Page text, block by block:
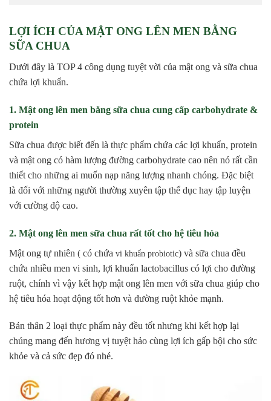
LỢI ÍCH CỦA MẬT ONG LÊN MEN BẰNG
SỮA CHUA
Dưới đây là TOP 4 công dụng tuyệt vời của mật ong và sữa chua
chứa lợi khuẩn.
1. Mật ong lên men bằng sữa chua cung cấp carbohydrate &
protein
Sữa chua được biết đến là thực phẩm chứa các lợi khuẩn, protein
và mật ong có hàm lượng đường carbohydrate cao nên nó rất cần
thiết cho những ai muốn nạp năng lượng nhanh chóng. Đặc biệt
là đối với những người thường xuyên tập thể dục hay tập luyện
với cường độ cao.
2. Mật ong lên men sữa chua rất tốt cho hệ tiêu hóa
Mật ong tự nhiên ( có chứa vi khuẩn probiotic) và sữa chua đều
chứa nhiều men vi sinh, lợi khuẩn lactobacillus có lợi cho đường
ruột, chính vì vậy kết hợp mật ong lên men với sữa chua giúp cho
hệ tiêu hóa hoạt động tốt hơn và đường ruột khỏe mạnh.
Bản thân 2 loại thực phẩm này đều tốt nhưng khi kết hợp lại
chúng mang đến hương vị tuyệt hảo cùng lợi ích gấp bội cho sức
khỏe và cả sức đẹp đó nhé.